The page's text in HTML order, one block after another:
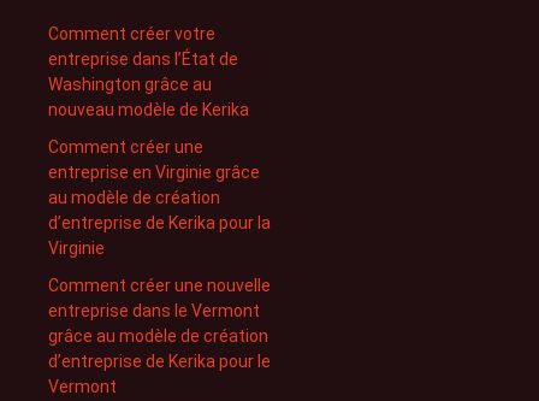
Comment créer votre
entreprise dans l’État de
Washington grâce au
nouveau modèle de Kerika
Comment créer une
entreprise en Virginie grâce
au modèle de création
d’entreprise de Kerika pour la
Virginie
Comment créer une nouvelle
entreprise dans le Vermont
grâce au modèle de création
d’entreprise de Kerika pour le
Vermont